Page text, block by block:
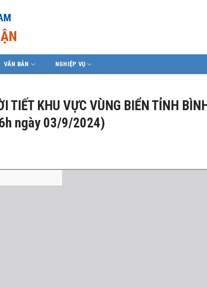
VĂN BẢN NGHIỆP VỤ
TIẾT KHU VỰC VÙNG BIỂN TỈNH
ngày 03/9/2024)